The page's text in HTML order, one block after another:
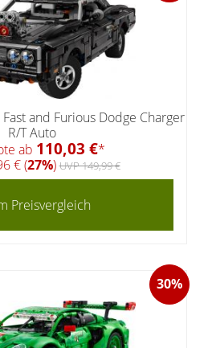
and Furious Dodge Charger
R/T Auto
ab 110,03 €*
€ (27%)UVP 149,99 €
Preisvergleich
30%